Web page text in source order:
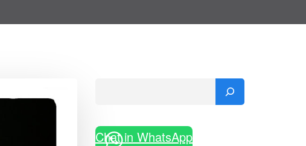
Chat in WhatsApp